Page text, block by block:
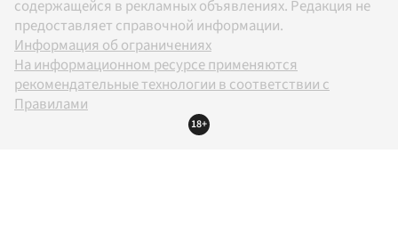
содержащейся в рекламных объявлениях. Редакция не
предоставляет справочной информации.
Информация об ограничениях
На информационном ресурсе применяются
рекомендательные технологии в соответствии с
Правилами
18+